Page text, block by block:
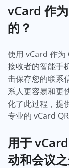
vCard 作
的？
使用 vCard 作为
接收者的智能手
击保存您的联系
系人更容易和更
化了此过程，提
专业的 vCard QR
用于
动和会议